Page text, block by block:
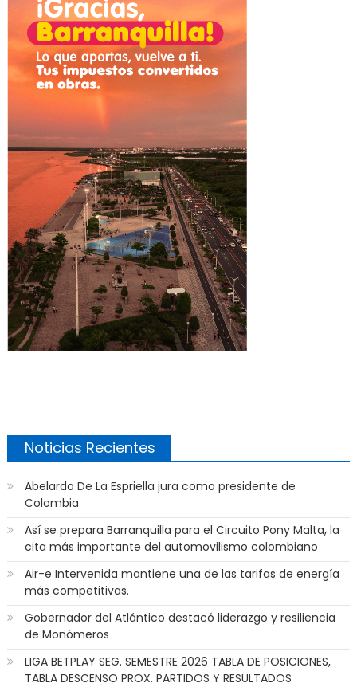
Noticias Recientes
Abelardo De La Espriella jura como presidente de
Colombia
Así se prepara Barranquilla para el Circuito Pony Malta, la
cita más importante del automovilismo colombiano
Air-e Intervenida mantiene una de las tarifas de energía
más competitivas.
Gobernador del Atlántico destacó liderazgo y resiliencia
de Monómeros
LIGA BETPLAY SEG. SEMESTRE 2026 TABLA DE POSICIONES,
TABLA DESCENSO PROX. PARTIDOS Y RESULTADOS